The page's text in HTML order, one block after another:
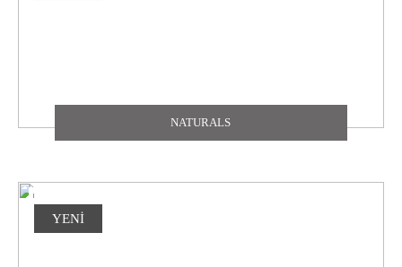
NATURALS
YENİ